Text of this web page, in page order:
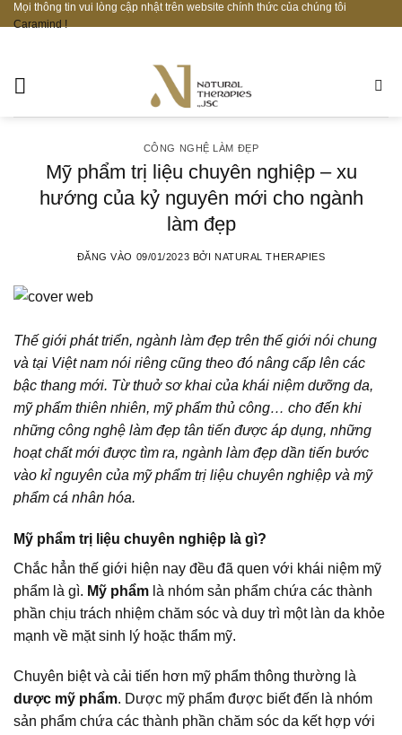
Bỏ
qua
dung
Mọi thông tin vui lòng cập nhật trên website chính thức của chúng tôi
Caramind !
CÔNG NGHỆ LÀM ĐẸP
Mỹ phẩm trị liệu chuyên nghiệp – xu
hướng của kỷ nguyên mới cho ngành
làm đẹp
ĐĂNG VÀO 09/01/2023 BỞI NATURAL THERAPIES
Thế giới phát triển, ngành làm đẹp trên thế giới nói chung
và tại Việt nam nói riêng cũng theo đó nâng cấp lên các
bậc thang mới. Từ thuở sơ khai của khái niệm dưỡng da,
mỹ phẩm thiên nhiên, mỹ phẩm thủ công… cho đến khi
những công nghệ làm đẹp tân tiến được áp dụng, những
hoạt chất mới được tìm ra, ngành làm đẹp dần tiến bước
vào kỉ nguyên của mỹ phẩm trị liệu chuyên nghiệp và mỹ
phẩm cá nhân hóa.
Mỹ phẩm trị liệu chuyên nghiệp là gì?
Chắc hẳn thế giới hiện nay đều đã quen với khái niệm mỹ
phẩm là gì. Mỹ phẩm là nhóm sản phẩm chứa các thành
phần chịu trách nhiệm chăm sóc và duy trì một làn da khỏe
mạnh về mặt sinh lý hoặc thẩm mỹ.
Chuyên biệt và cải tiến hơn mỹ phẩm thông thường là
dược mỹ phẩm. Dược mỹ phẩm được biết đến là nhóm
sản phẩm chứa các thành phần chăm sóc da kết hợp với